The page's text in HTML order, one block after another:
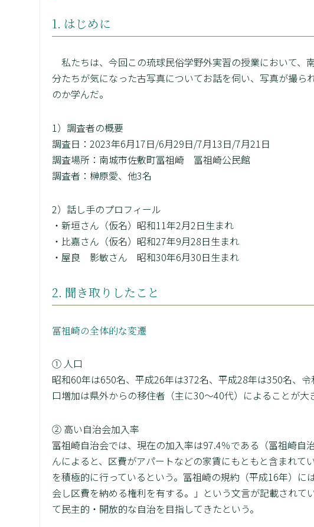
1. はじめに
私たちは、今回この琉球民俗学野外実習の授業において、
分たちが気になった古写真についてお話を伺い、写真が撮
のか学んだ。
1）調査者の概要
調査日：2023年6月17日/6月29日/7月13日/7月21日
調査場所：南城市佐敷町冨祖崎 冨祖崎公民館
調査者：榊原愛、他3名
2）話し手のプロフィール
・新垣さん（仮名）昭和11年2月2日生まれ
・比嘉さん（仮名）昭和27年9月28日生まれ
・屋良 影敏さん 昭和30年6月30日生まれ
2. 聞き取りしたこと
冨祖崎の全体的な変遷
① 人口
昭和60年は650名、平成26年は372名、平成28年は350名、
口増加は県外からの移住者（主に30～40代）によることが大
② 高い自治会加入率
冨祖崎自治会では、現在の加入率は97.4％である（冨祖崎自
んによると、区費がアパートなどの家賃にもともと含まれて
を積極的に行っているという。冨祖崎の規約（平成16年）
会し区費を納める権利を有する。」という文言が記載されて
て民主的・開放的な自治を目指してきたという。